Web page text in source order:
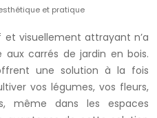
et pratique
visuellement attrayant n’a
carrés de jardin en bois.
une solution à la fois
vos légumes, vos fleurs,
même dans les espaces